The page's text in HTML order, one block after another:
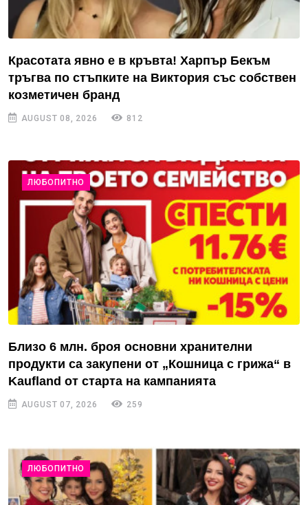
Красотата явно е в кръвта! Харпър Бекъм
тръгва по стъпките на Виктория със собствен
козметичен бранд
AUGUST 08, 2026 812
ЛЮБОПИТНО
Близо 6 млн. броя основни хранителни
продукти са закупени от „Кошница с грижа“ в
Kaufland от старта на кампанията
AUGUST 07, 2026 259
ЛЮБОПИТНО